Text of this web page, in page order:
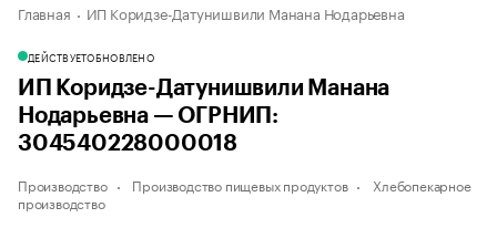
Главная ИП Коридзе-Датунишвили Манана Нодарьевна
ДЕЙСТВУЕТОБНОВЛЕНО
ИП Коридзе-Датунишвили Манана
Нодарьевна — ОГРНИП:
304540228000018
Производство Производство пищевых продуктов
Хлебопекарное
производство